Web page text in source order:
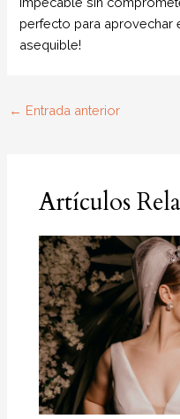
perfecto para aprovechar
asequible!
← Entrada anterior
Artículos